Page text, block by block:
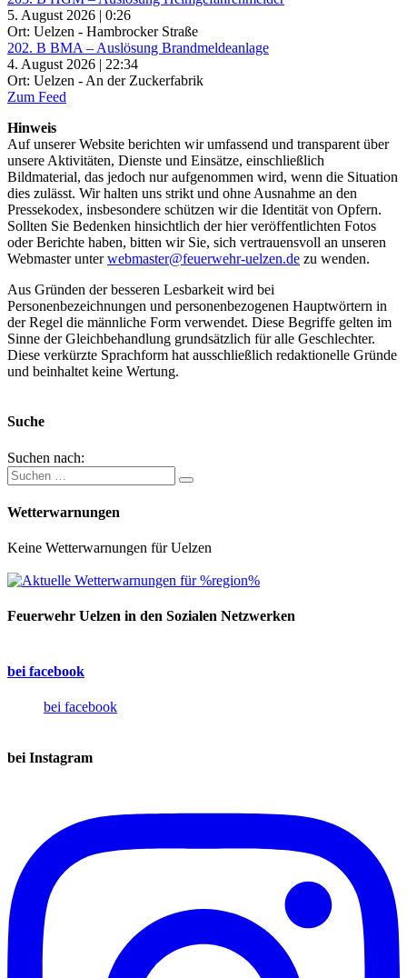
5. August 2026 | 0:26
Ort: Uelzen - Hambrocker Straße
202. B BMA – Auslösung Brandmeldeanlage
4. August 2026 | 22:34
Ort: Uelzen - An der Zuckerfabrik
Zum Feed
Hinweis
Auf unserer Website berichten wir umfassend und transparent über
unsere Aktivitäten, Dienste und Einsätze, einschließlich
Bildmaterial, das jedoch nur aufgenommen wird, wenn die Situation
dies zulässt. Wir halten uns strikt und ohne Ausnahme an den
Pressekodex, insbesondere schützen wir die Identität von Opfern.
Sollten Sie Bedenken hinsichtlich der hier veröffentlichten Fotos
oder Berichte haben, bitten wir Sie, sich vertrauensvoll an unseren
Webmaster unterwebmaster@feuerwehr-uelzen.de zu wenden.
Aus Gründen der besseren Lesbarkeit wird bei
Personenbezeichnungen und personenbezogenen Hauptwörtern in
der Regel die männliche Form verwendet. Diese Begriffe gelten im
Sinne der Gleichbehandlung grundsätzlich für alle Geschlechter.
Diese verkürzte Sprachform hat ausschließlich redaktionelle Gründe
und beinhaltet keine Wertung.
Suche
Suchen nach:
Wetterwarnungen
Keine Wetterwarnungen für Uelzen
Feuerwehr Uelzen in den Sozialen Netzwerken
bei facebook
bei facebook
bei Instagram